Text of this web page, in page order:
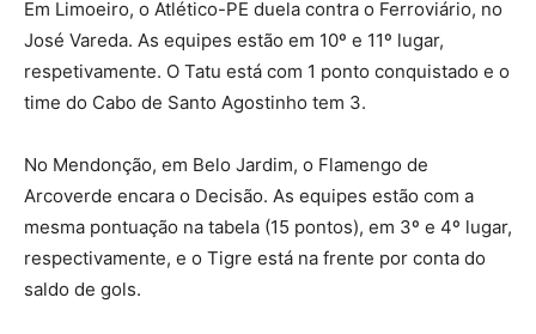
Em Limoeiro, o Atlético-PE duela contra o Ferroviário, no
José Vareda. As equipes estão em 10º e 11º lugar,
respetivamente. O Tatu está com 1 ponto conquistado e o
time do Cabo de Santo Agostinho tem 3.
No Mendonção, em Belo Jardim, o Flamengo de
Arcoverde encara o Decisão. As equipes estão com a
mesma pontuação na tabela (15 pontos), em 3º e 4º lugar,
respectivamente, e o Tigre está na frente por conta do
saldo de gols.